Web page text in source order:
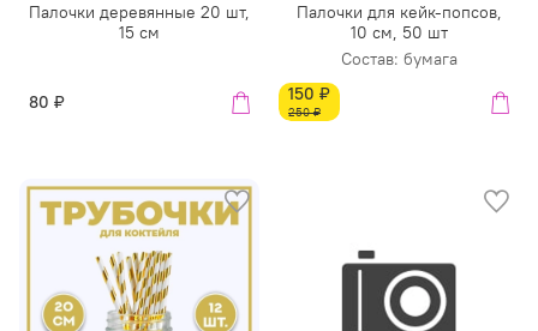
Палочки деревянные 20 шт,
15 см
80 ₽
Палочки для кейк-попсов,
10 см, 50 шт
Состав: бумага
150 ₽
250 ₽